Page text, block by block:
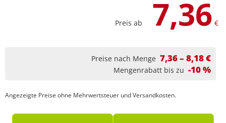
Preis ab 7,36 €
Preise nach Menge 7,36 – 8,18 €
Mengenrabatt bis zu -10 %
Angezeigte Preise ohne Mehrwertsteuer und Versandkosten.